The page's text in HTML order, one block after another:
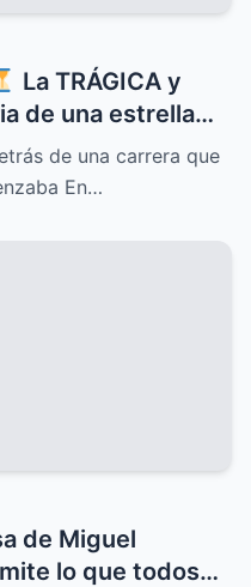
La TRÁGICA y
de una estrella
con sus
inesperado
de una carrera que
En…
de Miguel
lo que todos